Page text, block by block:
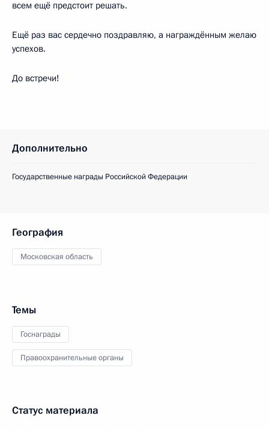
всем ещё предстоит решать.
Ещё раз вас сердечно поздравляю, а награждённым желаю
успехов.
До встречи!
Дополнительно
Государственные награды Российской Федерации
География
Московская область
Темы
Госнаграды
Правоохранительные органы
Статус материала